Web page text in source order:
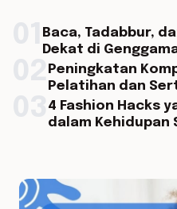
Baca, Tadabbur,
Dekat di
Peningkatan
Pelatihan dan
4 Fashion Hacks
dalam Kehidupan